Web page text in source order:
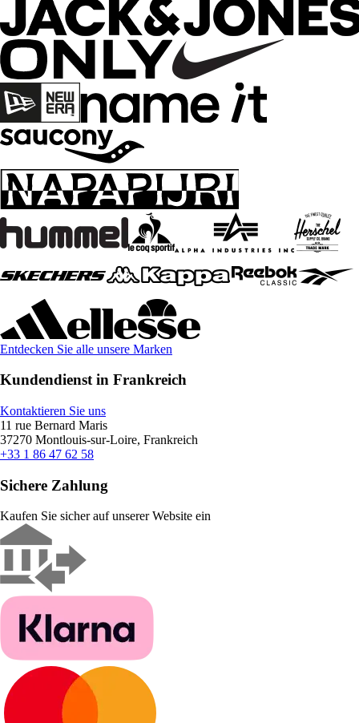
Entdecken Sie alle unsere Marken
Kundendienst in Frankreich
Kontaktieren Sie uns
11 rue Bernard Maris
37270 Montlouis-sur-Loire, Frankreich
+33 1 86 47 62 58
Sichere Zahlung
Kaufen Sie sicher auf unserer Website ein